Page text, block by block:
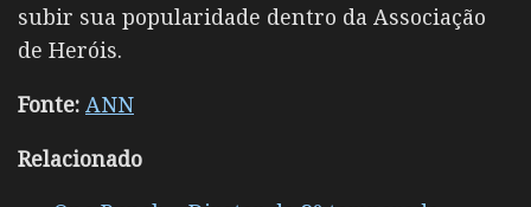
subir sua popularidade dentro da Associação
de Heróis.
Fonte: ANN
Relacionado